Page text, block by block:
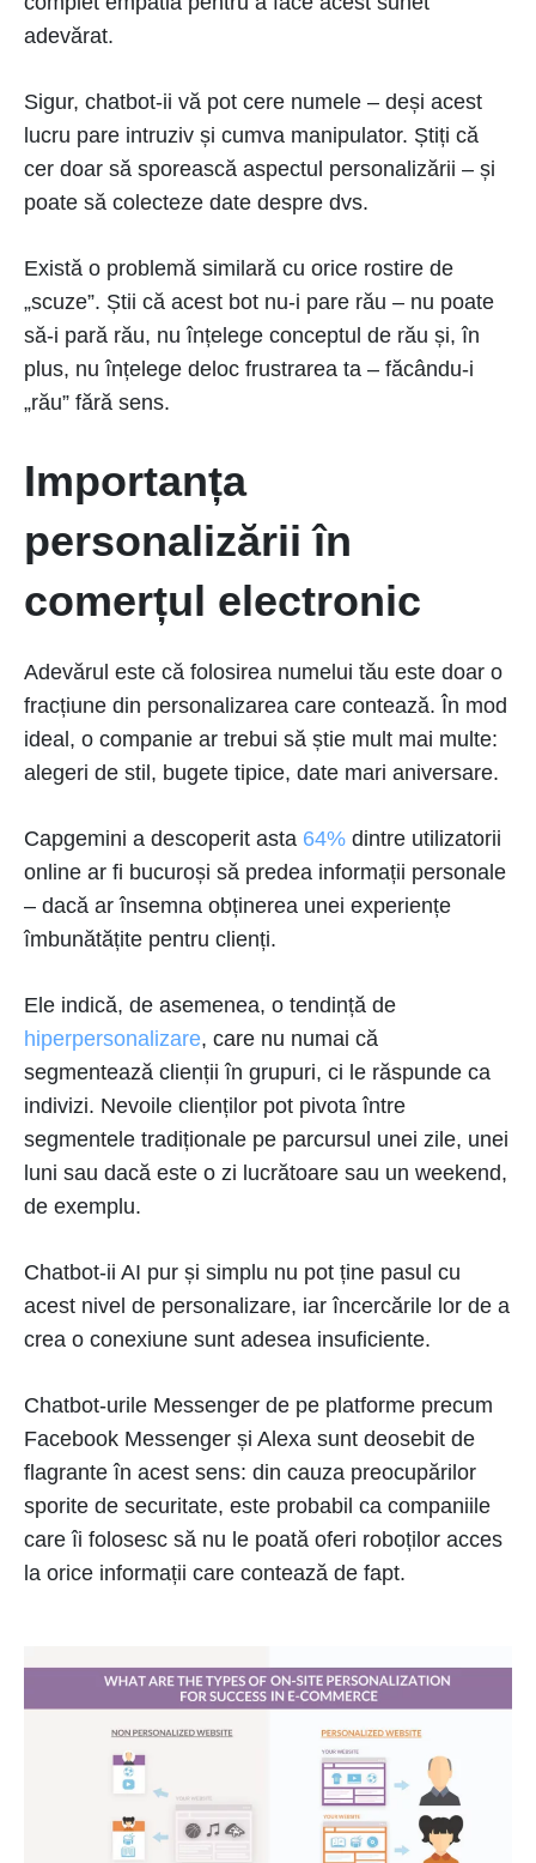
adevărat.
Sigur, chatbot-ii vă pot cere numele – deși acest
lucru pare intruziv și cumva manipulator. Știți că
cer doar să sporească aspectul personalizării – și
poate să colecteze date despre dvs.
Există o problemă similară cu orice rostire de
„scuze”. Știi că acest bot nu-i pare rău – nu poate
să-i pară rău, nu înțelege conceptul de rău și, în
plus, nu înțelege deloc frustrarea ta – făcându-i
„rău” fără sens.
Importanța
personalizării în
comerțul electronic
Adevărul este că folosirea numelui tău este doar o
fracțiune din personalizarea care contează. În mod
ideal, o companie ar trebui să știe mult mai multe:
alegeri de stil, bugete tipice, date mari aniversare.
Capgemini a descoperit asta 64% dintre utilizatorii
online ar fi bucuroși să predea informații personale
– dacă ar însemna obținerea unei experiențe
îmbunătățite pentru clienți.
Ele indică, de asemenea, o tendință de
hiperpersonalizare, care nu numai că
segmentează clienții în grupuri, ci le răspunde ca
indivizi. Nevoile clienților pot pivota între
segmentele tradiționale pe parcursul unei zile, unei
luni sau dacă este o zi lucrătoare sau un weekend,
de exemplu.
Chatbot-ii AI pur și simplu nu pot ține pasul cu
acest nivel de personalizare, iar încercările lor de a
crea o conexiune sunt adesea insuficiente.
Chatbot-urile Messenger de pe platforme precum
Facebook Messenger și Alexa sunt deosebit de
flagrante în acest sens: din cauza preocupărilor
sporite de securitate, este probabil ca companiile
care îi folosesc să nu le poată oferi roboților acces
la orice informații care contează de fapt.